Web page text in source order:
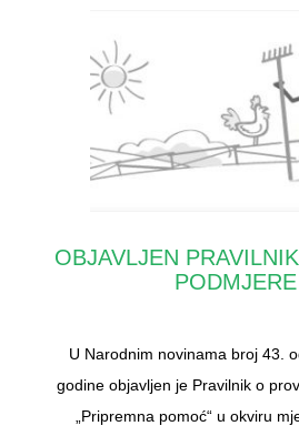
OBJAVLJEN
U Narodnim novinama broj 43.
godine objavljen je Pravilnik o
„Pripremna pomoć“ u okviru